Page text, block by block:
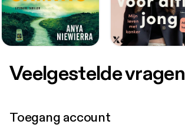
Veelgestelde vragen
Toegang account